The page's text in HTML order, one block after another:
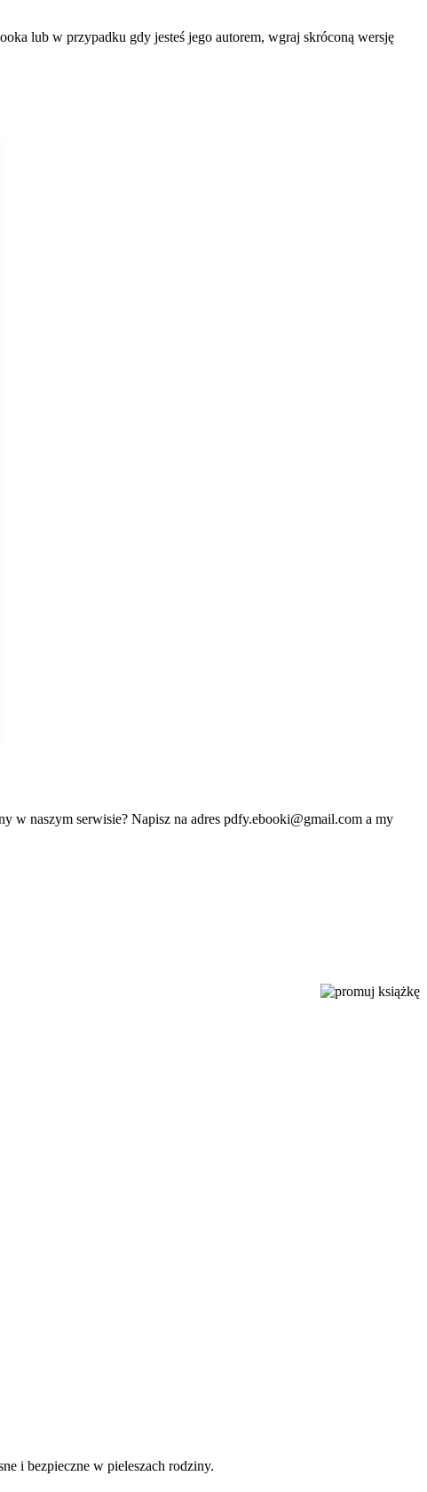
lub w przypadku gdy jesteś jego autorem, wgraj skróconą wersję
w naszym serwisie? Napisz na adres pdfy.ebooki@gmail.com a my
i bezpieczne w pieleszach rodziny.